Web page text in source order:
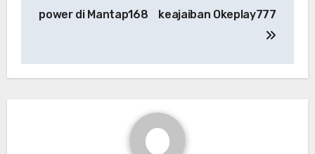
navigation
power di Mantap168
keajaiban Okeplay777